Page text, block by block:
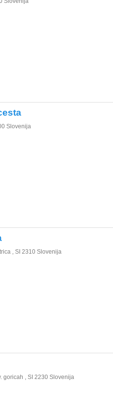
Slovenija
, SI 2310 Slovenija
goricah , SI 2230 Slovenija